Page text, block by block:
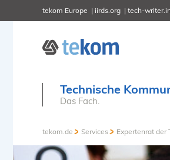
tekom Europe iirds.org tech-
Technische
Das Fach.
tekom.de Services Expertenrat der